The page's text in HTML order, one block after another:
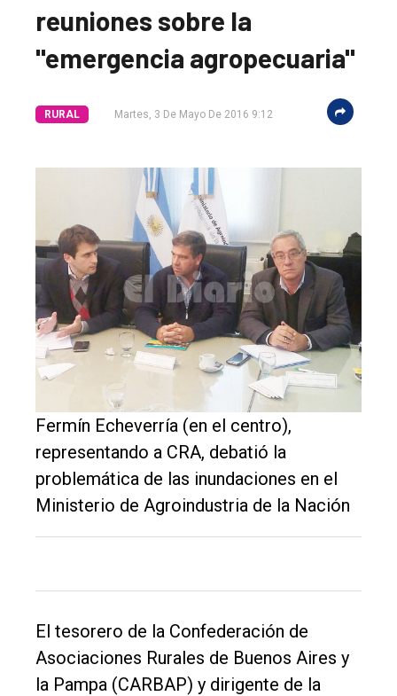
El
Balcarce
Inicio
Tendencia
General
Política
Cultura
Entrevistas
Deportes
Fúnebres
Edición
Empresa
reuniones sobre la
"emergencia agropecuaria"
RURAL Martes, 3 De Mayo De 2016 9:12
Fermín Echeverría (en el centro),
representando a CRA, debatió la
problemática de las inundaciones en el
Ministerio de Agroindustria de la Nación
El tesorero de la Confederación de
Asociaciones Rurales de Buenos Aires y
la Pampa (CARBAP) y dirigente de la